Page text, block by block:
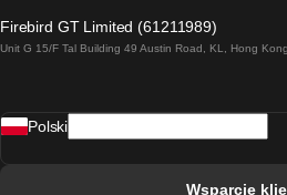
Pociąg Rzym -
Firebird GT Limited (61211989)
Unit G 15/F Tal Building 49 Austin Road, KL, Hong Kong
Polski
Wsparcie